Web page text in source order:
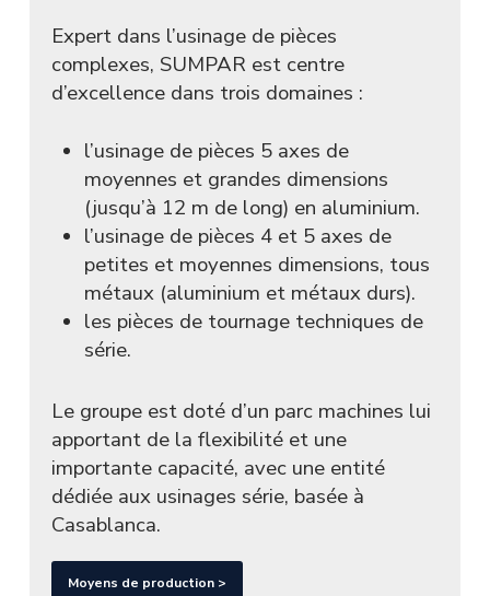
Expert dans l’usinage de pièces
complexes, SUMPAR est centre
d’excellence dans trois domaines :
l’usinage de pièces 5 axes de
moyennes et grandes dimensions
(jusqu’à 12 m de long) en aluminium.
l’usinage de pièces 4 et 5 axes de
petites et moyennes dimensions, tous
métaux (aluminium et métaux durs).
les pièces de tournage techniques de
série.
Le groupe est doté d’un parc machines lui
apportant de la flexibilité et une
importante capacité, avec une entité
dédiée aux usinages série, basée à
Casablanca.
Moyens de production >